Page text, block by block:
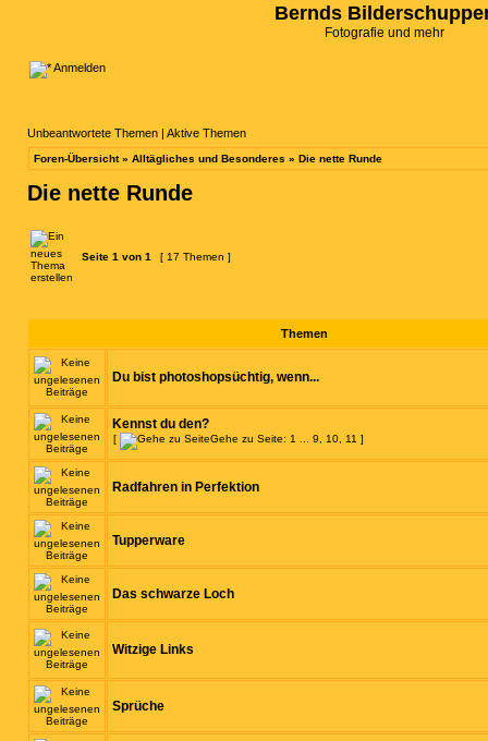
Bernds
Fotografie und mehr
Anmelden
Unbeantwortete Themen | Aktive Themen
Foren-Übersicht» Alltägliches und Besonderes » Die nette Runde
Die nette Runde
Seite 1 von 1 [ 17 Themen ]
Themen
Du bist photoshopsüchtig, wenn...
Kennst du den?
[ Gehe zu Seite: 1 9 10 11 ]
Radfahren in Perfektion
Tupperware
Das schwarze Loch
Witzige Links
Sprüche